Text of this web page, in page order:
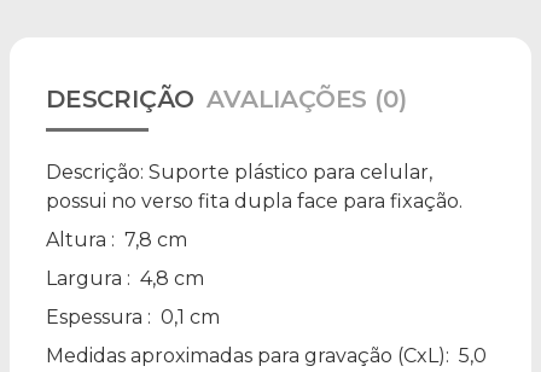
DESCRIÇÃO AVALIAÇÕES (0)
Descrição: Suporte plástico para celular,
possui no verso fita dupla face para fixação.
Altura : 7,8 cm
Largura : 4,8 cm
Espessura : 0,1 cm
Medidas aproximadas para gravação (CxL): 5,0